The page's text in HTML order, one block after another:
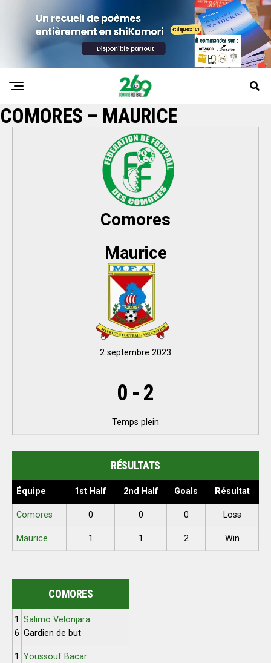
COMORES – MAURICE
Comores
Maurice
2 septembre 2023
0 - 2
Temps plein
RÉSULTATS
Équipe 1st Half 2nd Half Goals Résultat
Comores 0 0 0 Loss
Maurice 1 1 2 Win
COMORES
1
6
Salimo Velonjara
Gardien de but
1 Youssouf Bacar